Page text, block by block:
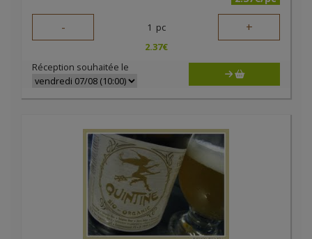
- 1 pc +
2.37€
Réception souhaitée le